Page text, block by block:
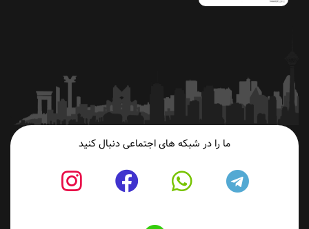
ما را در شبکه های اجتماعی دنبال کنید
fab
fab
fa-
fab
fab